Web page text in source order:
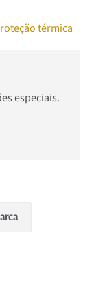
térmica
especiais.